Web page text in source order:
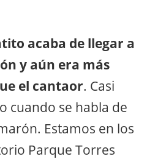
acaba de llegar a
y aún era más
el cantaor. Casi
cuando se habla de
Estamos en los
Parque Torres